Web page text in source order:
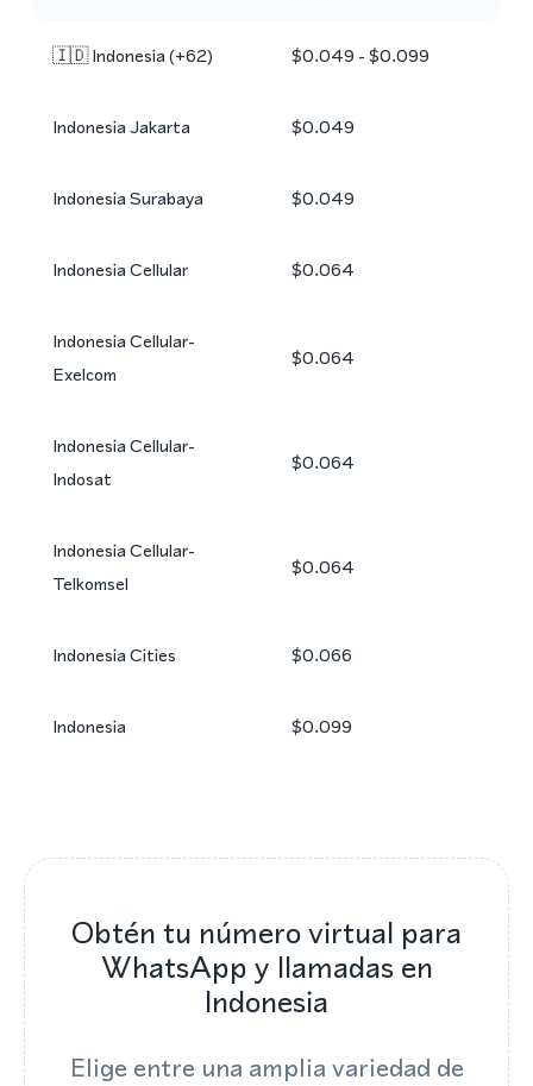
🇮🇩Indonesia(+62) $0.049 - $0.099
Indonesia Jakarta $0.049
Indonesia Surabaya $0.049
Indonesia Cellular $0.064
Indonesia Cellular-
Exelcom
$0.064
Indonesia Cellular-
Indosat
$0.064
Indonesia Cellular-
Telkomsel
$0.064
Indonesia Cities $0.066
Indonesia $0.099
Obtén tu número virtual para
WhatsApp y llamadas en
Indonesia
Elige entre una amplia variedad de